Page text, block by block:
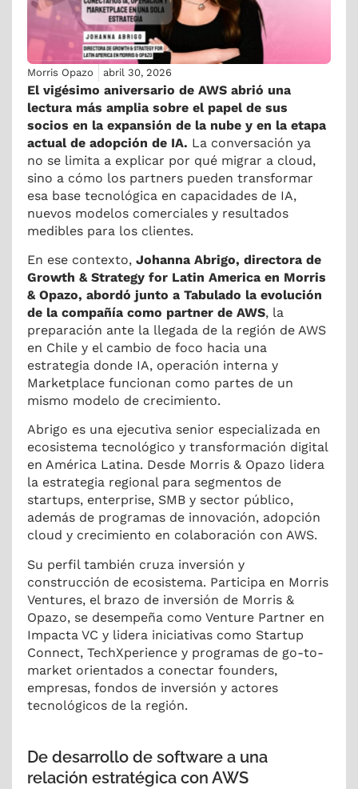
Morris Opazo abril 30, 2026
El vigésimo aniversario de AWS abrió una
lectura más amplia sobre el papel de sus
socios en la expansión de la nube y en la etapa
actual de adopción de IA. La conversación ya
no se limita a explicar por qué migrar a cloud,
sino a cómo los partners pueden transformar
esa base tecnológica en capacidades de IA,
nuevos modelos comerciales y resultados
medibles para los clientes.
En ese contexto,Johanna Abrigo, directora de
Growth & Strategy for Latin America en Morris
& Opazo, abordó junto a Tabulado la evolución
de la compañía como partner de AWS, la
preparación ante la llegada de la región de AWS
en Chile y el cambio de foco hacia una
estrategia donde IA, operación interna y
Marketplace funcionan como partes de un
mismo modelo de crecimiento.
Abrigo es una ejecutiva senior especializada en
ecosistema tecnológico y transformación digital
en América Latina. Desde Morris & Opazo lidera
la estrategia regional para segmentos de
startups, enterprise, SMB y sector público,
además de programas de innovación, adopción
cloud y crecimiento en colaboración con AWS.
Su perfil también cruza inversión y
construcción de ecosistema. Participa en Morris
Ventures, el brazo de inversión de Morris &
Opazo, se desempeña como Venture Partner en
Impacta VC y lidera iniciativas como Startup
Connect, TechXperience y programas de go-to-
market orientados a conectar founders,
empresas, fondos de inversión y actores
tecnológicos de la región.
De desarrollo de software a una
relación estratégica con AWS